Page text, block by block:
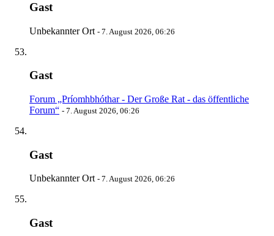
Gast
Unbekannter Ort - 7. August 2026, 06:26
Gast
Forum „Príomhbhóthar - Der Große Rat - das öffentliche
Forum“ - 7. August 2026, 06:26
Gast
Unbekannter Ort - 7. August 2026, 06:26
Gast